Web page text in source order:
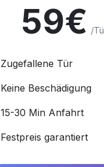
59€ /
Zugefallene Tür
Keine Beschädigung
15-30 Min Anfahrt
Festpreis garantiert